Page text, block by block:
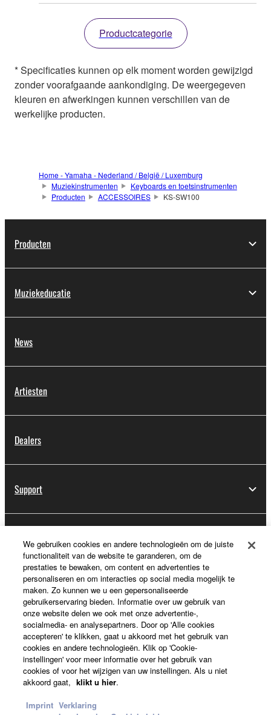
Productcategorie
* Specificaties kunnen op elk moment worden gewijzigd
zonder voorafgaande aankondiging. De weergegeven
kleuren en afwerkingen kunnen verschillen van de
werkelijke producten.
Home - Yamaha - Nederland / België / Luxemburg
Muziekinstrumenten
Keyboards en toetsinstrumenten
Producten
ACCESSOIRES KS-SW100
Producten
Muziekeducatie
News
Artiesten
Dealers
Support
Registratie voor Yamaha Music ID
Over Yamaha
Nederland / België / Luxemburg - Dutch
Business
We gebruiken cookies en andere technologieën om de juiste
functionaliteit van de website te garanderen, om de
prestaties te bewaken, om content en advertenties te
personaliseren en om interacties op social media mogelijk te
maken. Zo kunnen we u een gepersonaliseerde
gebruikerservaring bieden. Informatie over uw gebruik van
onze website delen we ook met onze advertentie-,
socialmedia- en analysepartners. Door op 'Alle cookies
accepteren' te klikken, gaat u akkoord met het gebruik van
cookies en andere technologieën. Klik op 'Cookie-
instellingen' voor meer informatie over het gebruik van
cookies of voor het wijzigen van uw instellingen. Als u niet
akkoord gaat, klikt u hier.
Imprint Verklaring